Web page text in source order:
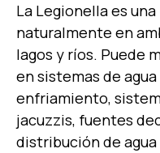
La Legionella es
naturalmente en
lagos y ríos. Puede
en sistemas de
enfriamiento,
jacuzzis, fuentes
distribución de